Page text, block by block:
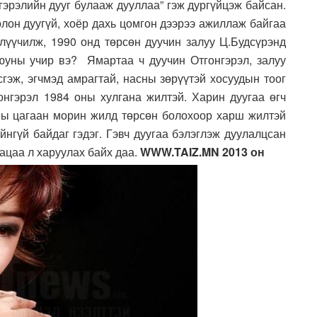
дууг булааж дууллаа” гэж дургүйцэж байсан.
дуугүй, хоёр дахь цомгон дээрээ ажиллаж байгаа
1990 онд төрсөн дуучин залуу Ц.Будсүрэнд
учир вэ? Ямартаа ч дуучин Отгонгэрэл, залуу
эгчмэд амрагтай, насны зөрүүтэй хосуудын тоог
1984 оны хулгана жилтэй. Харин дуугаа өгч
цагаан морин жилд төрсөн болохоор харш жилтэй
байдаг гэдэг. Гэвч дуугаа бэлэглэж дуулалцсан
л харуулах байх даа. WWW.TAIZ.MN 2013 он